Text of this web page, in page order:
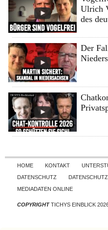
Ulrich
des
Der
HOME KONTAKT
DATENSCHUTZ
MEDIADATEN ONLINE
COPYRIGHTTICHYS EINBLICK